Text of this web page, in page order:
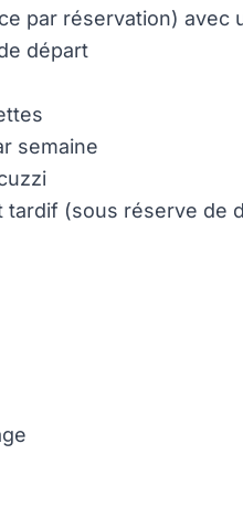
par réservation) avec
départ
semaine
(sous réserve de